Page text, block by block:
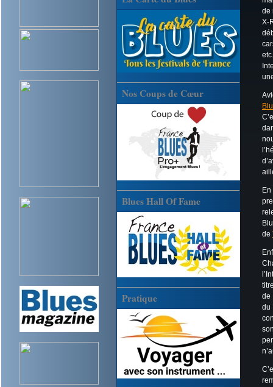
de
X-
de
de
du
Nos Coups de Cœur
Blues Hall Of Fame
Pratique